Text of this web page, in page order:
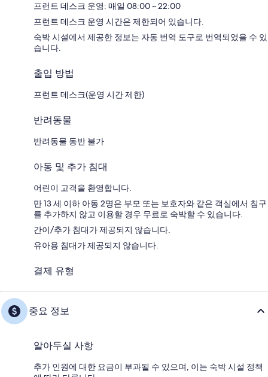
프런트 데스크 운영: 매일 08:00 ~ 22:00
프런트 데스크 운영 시간은 제한되어 있습니다.
숙박 시설에서 제공한 정보는 자동 번역 도구로 번역되었을 수 있
습니다.
출입 방법
프런트 데스크(운영 시간 제한)
반려동물
반려동물 동반 불가
아동 및 추가 침대
어린이 고객을 환영합니다.
만 13 세 이하 아동 2명은 부모 또는 보호자와 같은 객실에서 침구
를 추가하지 않고 이용할 경우 무료로 숙박할 수 있습니다.
간이/추가 침대가 제공되지 않습니다.
유아용 침대가 제공되지 않습니다.
결제 유형
중요 정보
알아두실 사항
추가 인원에 대한 요금이 부과될 수 있으며, 이는 숙박 시설 정책